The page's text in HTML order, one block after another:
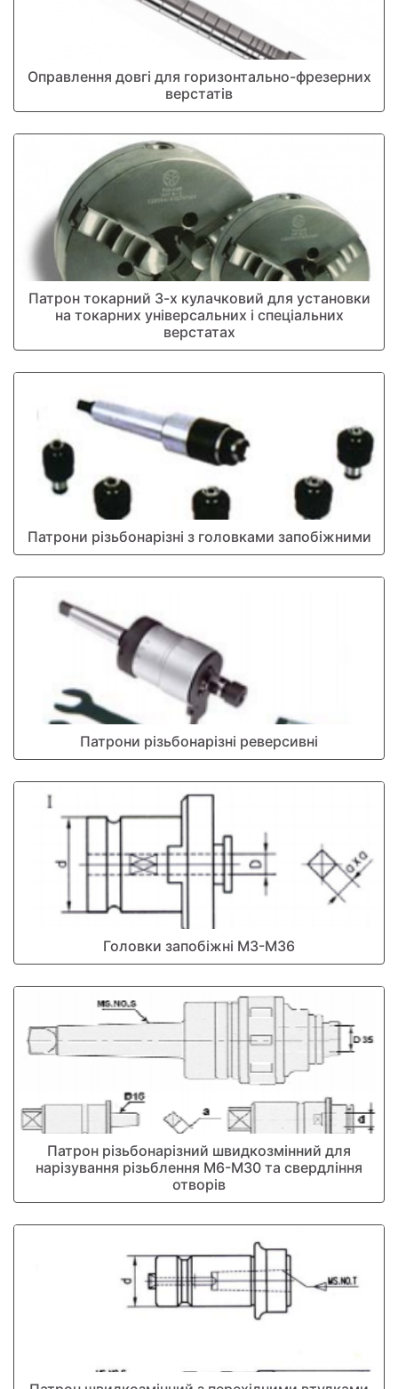
Оправлення довгі для горизонтально-фрезерних
верстатів
Патрон токарний 3-х кулачковий для установки
на токарних універсальних і спеціальних
верстатах
Патрони різьбонарізні з головками запобіжними
Патрони різьбонарізні реверсивні
Головки запобіжні М3-М36
Патрон різьбонарізний швидкозмінний для
нарізування різьблення М6-М30 та свердління
отворів